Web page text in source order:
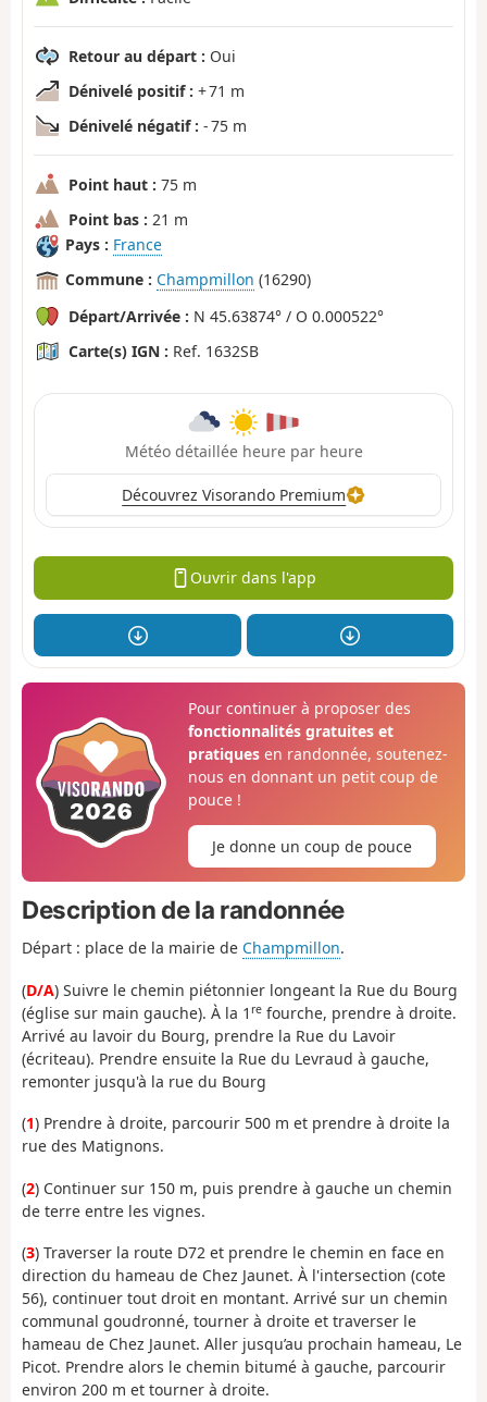
Retour au départ : Oui
Dénivelé positif : + 71 m
Dénivelé négatif : - 75 m
Point haut : 75 m
Point bas : 21 m
Pays : France
Commune : Champmillon (16290)
Départ/Arrivée : N 45.63874° / O 0.000522°
Carte(s) IGN : Ref. 1632SB
Météo détaillée heure par heure
Découvrez Visorando Premium
Ouvrir dans l'app
Pour continuer à proposer des
fonctionnalités gratuites et
pratiquesen randonnée, soutenez-
nous en donnant un petit coup de
pouce !
Je donne un coup de pouce
Description de la randonnée
Départ : place de la mairie de Champmillon.
(D/A) Suivre le chemin piétonnier longeant la Rue du Bourg
(église sur main gauche). À la 1 re fourche, prendre à droite.
Arrivé au lavoir du Bourg, prendre la Rue du Lavoir
(écriteau). Prendre ensuite la Rue du Levraud à gauche,
remonter jusqu'à la rue du Bourg
(1) Prendre à droite, parcourir 500 m et prendre à droite la
rue des Matignons.
(2) Continuer sur 150 m, puis prendre à gauche un chemin
de terre entre les vignes.
(3) Traverser la route D72 et prendre le chemin en face en
direction du hameau de Chez Jaunet. À l'intersection (cote
56), continuer tout droit en montant. Arrivé sur un chemin
communal goudronné, tourner à droite et traverser le
hameau de Chez Jaunet. Aller jusqu’au prochain hameau, Le
Picot. Prendre alors le chemin bitumé à gauche, parcourir
environ 200 m et tourner à droite.